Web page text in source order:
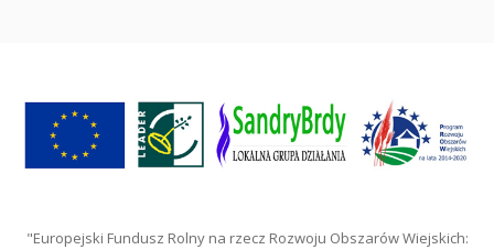
"Europejski Fundusz Rolny na rzecz Rozwoju Obszarów Wiejskich: